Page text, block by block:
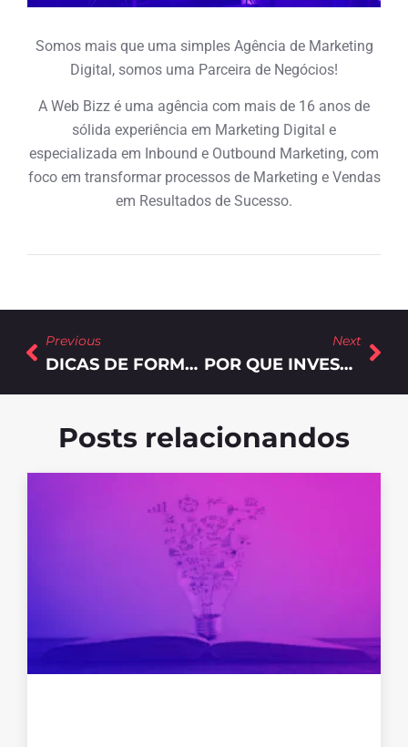
Somos mais que uma simples Agência de Marketing
Digital, somos uma Parceira de Negócios!
A Web Bizz é uma agência com mais de 16 anos de
sólida experiência em Marketing Digital e
especializada em Inbound e Outbound Marketing, com
foco em transformar processos de Marketing e Vendas
em Resultados de Sucesso.
Previous
DICAS DE FORMATOS DE E-MAILS DE VENDAS PARA CLIENTES B2B
Next
POR QUE INVESTIR EM MARKETING DE CONTEÚDO PARA SUA EMPRESA?
Posts relacionandos